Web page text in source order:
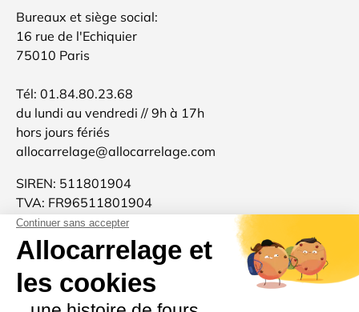
Bureaux et siège social:
16 rue de l'Echiquier
75010 Paris
Tél: 01.84.80.23.68
du lundi au vendredi // 9h à 17h
hors jours fériés
allocarrelage@allocarrelage.com
SIREN: 511801904
TVA: FR96511801904
Allocarrelage est une marque française 🐓
d'inspiration italienne 🍝
Merci pour votre confiance et à très bientôt :-)